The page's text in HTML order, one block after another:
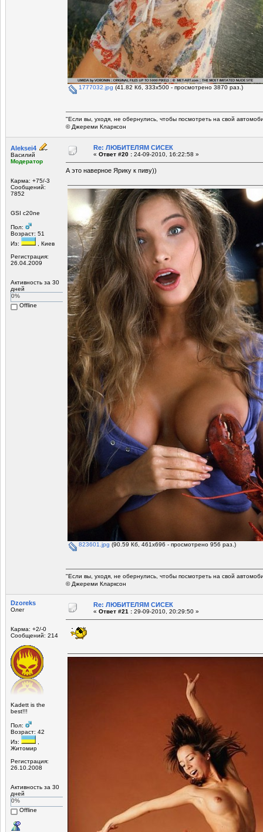
1777032.jpg (41.82 Кб, 333x500 - просмотрено 3870 раз.)
"Если вы, уходя, не обернулись, чтобы посмотреть на свой
© Джереми Кларксон
Aleksei4
Василий
Модератор
Карма: +75/-3
Сообщений:
7852
GSI c20ne
Пол:
Возраст: 51
Из:
, Киев
Регистрация:
26.04.2009
Активность за 30
дней
0%
Offline
Re: ЛЮБИТЕЛЯМ СИСЕК
« Ответ #20 : 24-09-2010, 16:22:58 »
А это наверное Ярику к пиву))
823601.jpg (90.59 Кб, 461x696 - просмотрено 956 раз.)
"Если вы, уходя, не обернулись, чтобы посмотреть на свой
© Джереми Кларксон
Dzoreks
Олег
Карма: +2/-0
Сообщений: 214
Kadett is the
best!!!
Пол:
Возраст: 42
Из:
Житомир
Регистрация:
26.10.2008
Активность за 30
дней
0%
Offline
Re: ЛЮБИТЕЛЯМ СИСЕК
« Ответ #21 : 29-09-2010, 20:29:50 »